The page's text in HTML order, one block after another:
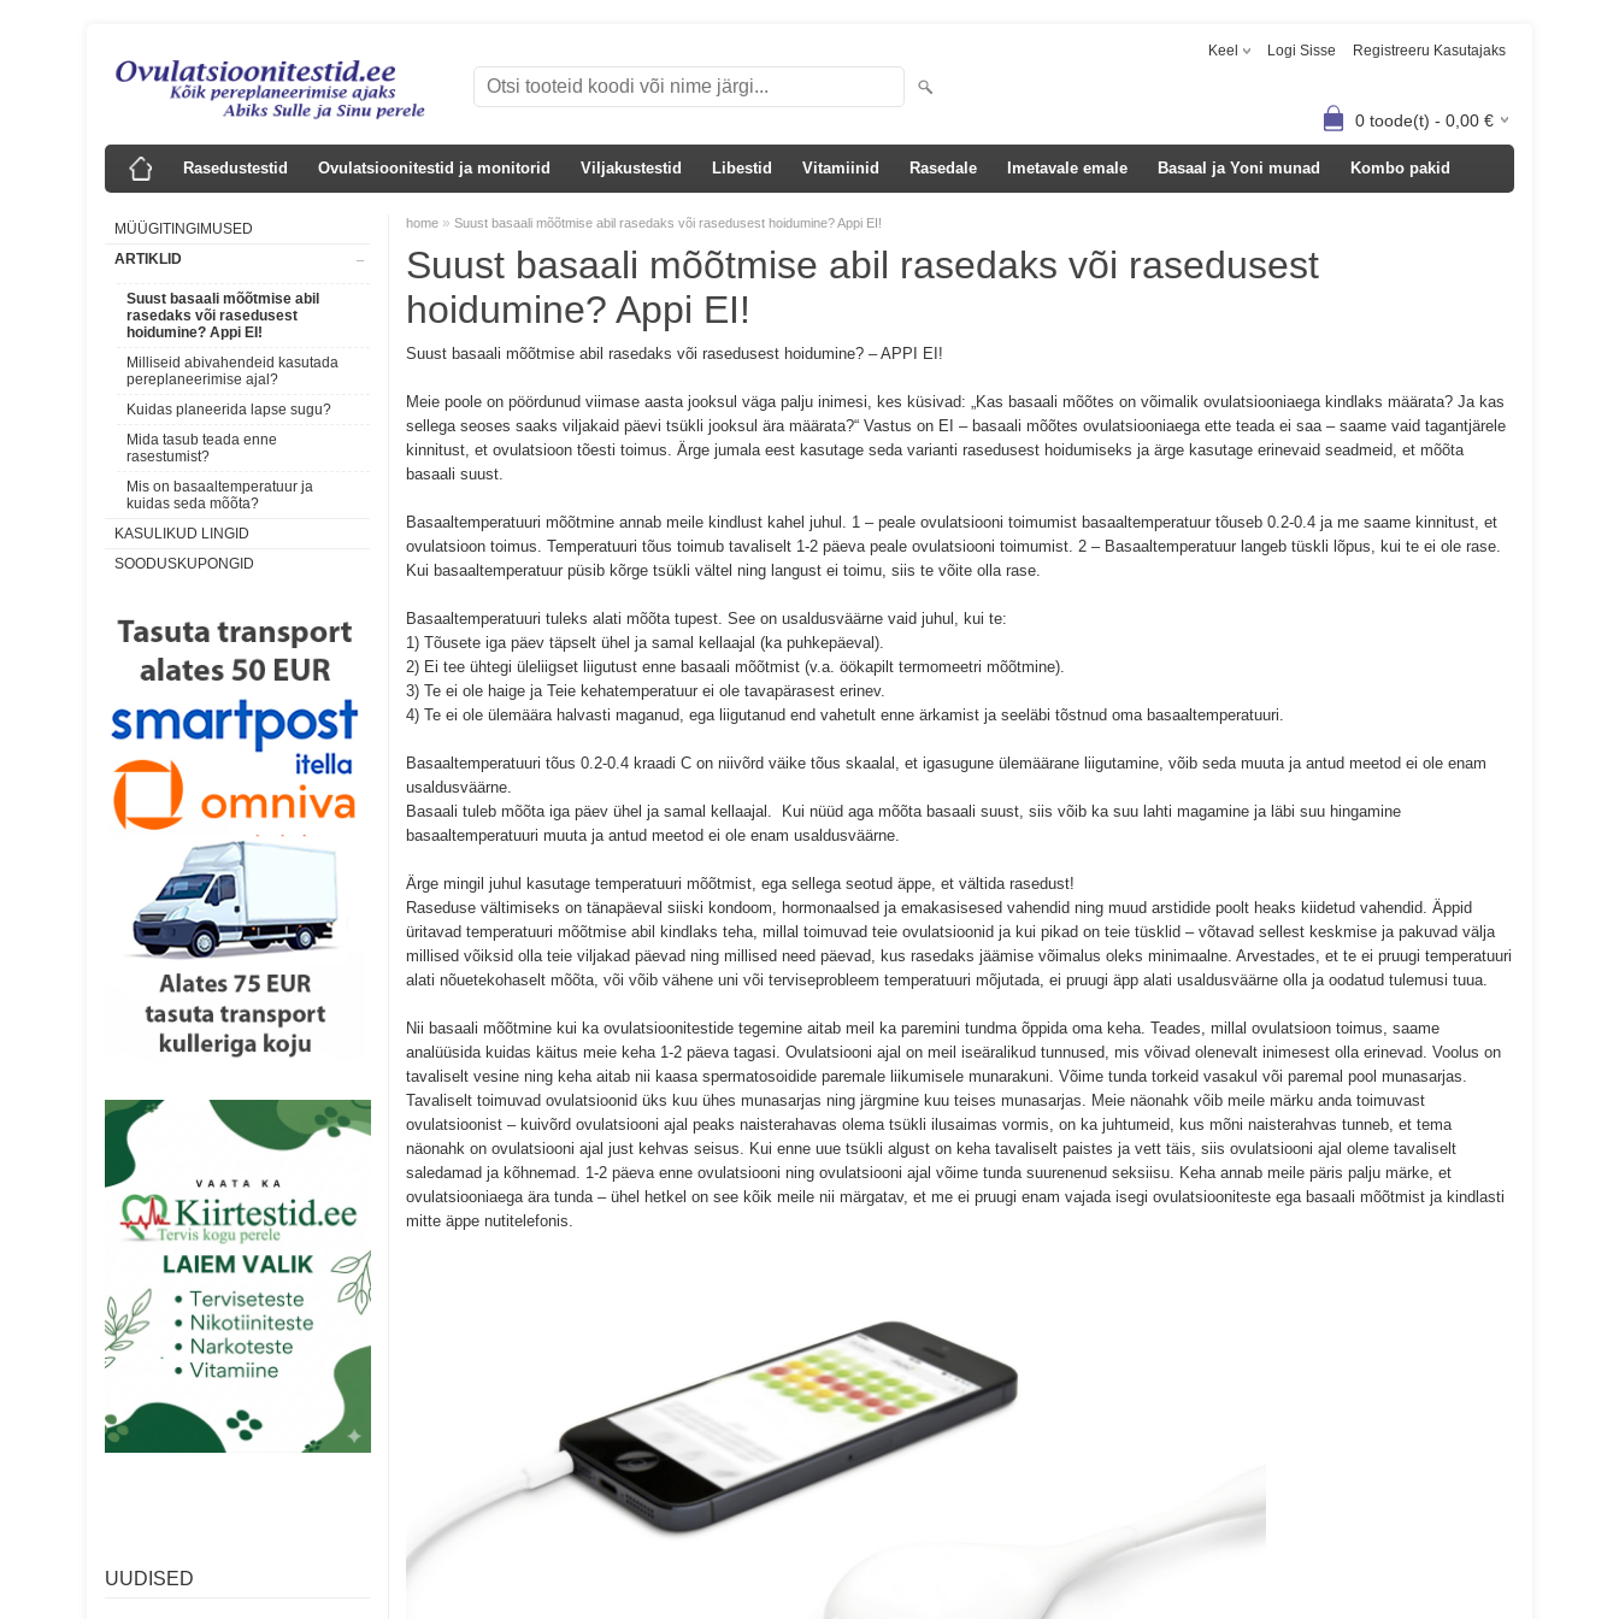
Keel Logi Sisse Registreeru Kasutajaks
0 toode(t) - 0,00 €
Rasedustestid Ovulatsioonitestid ja monitorid Viljakustestid Libestid Vitamiinid Rasedale Imetavale emale Basaal ja Yoni munad Kombo pakid
MÜÜGITINGIMUSED
ARTIKLID
Suust basaali mõõtmise abil
rasedaks või rasedusest
hoidumine? Appi EI!
Milliseid abivahendeid kasutada
pereplaneerimise ajal?
Kuidas planeerida lapse sugu?
Mida tasub teada enne
rasestumist?
Mis on basaaltemperatuur ja
kuidas seda mõõta?
KASULIKUD LINGID
SOODUSKUPONGID
UUDISED
home » Suust basaali mõõtmise abil rasedaks või rasedusest hoidumine? Appi EI!
Suust basaali mõõtmise abil rasedaks või rasedusest
hoidumine? Appi EI!
Suust basaali mõõtmise abil rasedaks või rasedusest hoidumine? – APPI EI!
Meie poole on pöördunud viimase aasta jooksul väga palju inimesi, kes küsivad: „Kas basaali mõõtes on võimalik ovulatsiooniaega kindlaks määrata? Ja kas
sellega seoses saaks viljakaid päevi tsükli jooksul ära määrata?“ Vastus on EI – basaali mõõtes ovulatsiooniaega ette teada ei saa – saame vaid tagantjärele
kinnitust, et ovulatsioon tõesti toimus. Ärge jumala eest kasutage seda varianti rasedusest hoidumiseks ja ärge kasutage erinevaid seadmeid, et mõõta
basaali suust.
Basaaltemperatuuri mõõtmine annab meile kindlust kahel juhul. 1 – peale ovulatsiooni toimumist basaaltemperatuur tõuseb 0.2-0.4 ja me saame kinnitust, et
ovulatsioon toimus. Temperatuuri tõus toimub tavaliselt 1-2 päeva peale ovulatsiooni toimumist. 2 – Basaaltemperatuur langeb tüskli lõpus, kui te ei ole rase.
Kui basaaltemperatuur püsib kõrge tsükli vältel ning langust ei toimu, siis te võite olla rase.
Basaaltemperatuuri tuleks alati mõõta tupest. See on usaldusväärne vaid juhul, kui te:
1) Tõusete iga päev täpselt ühel ja samal kellaajal (ka puhkepäeval).
2) Ei tee ühtegi üleliigset liigutust enne basaali mõõtmist (v.a. öökapilt termomeetri mõõtmine).
3) Te ei ole haige ja Teie kehatemperatuur ei ole tavapärasest erinev.
4) Te ei ole ülemäära halvasti maganud, ega liigutanud end vahetult enne ärkamist ja seeläbi tõstnud oma basaaltemperatuuri.
Basaaltemperatuuri tõus 0.2-0.4 kraadi C on niivõrd väike tõus skaalal, et igasugune ülemäärane liigutamine, võib seda muuta ja antud meetod ei ole enam
usaldusväärne.
Basaali tuleb mõõta iga päev ühel ja samal kellaajal. Kui nüüd aga mõõta basaali suust, siis võib ka suu lahti magamine ja läbi suu hingamine
basaaltemperatuuri muuta ja antud meetod ei ole enam usaldusväärne.
Ärge mingil juhul kasutage temperatuuri mõõtmist, ega sellega seotud äppe, et vältida rasedust!
Raseduse vältimiseks on tänapäeval siiski kondoom, hormonaalsed ja emakasisesed vahendid ning muud arstidide poolt heaks kiidetud vahendid. Äppid
üritavad temperatuuri mõõtmise abil kindlaks teha, millal toimuvad teie ovulatsioonid ja kui pikad on teie tüsklid – võtavad sellest keskmise ja pakuvad välja
millised võiksid olla teie viljakad päevad ning millised need päevad, kus rasedaks jäämise võimalus oleks minimaalne. Arvestades, et te ei pruugi temperatuuri
alati nõuetekohaselt mõõta, või võib vähene uni või terviseprobleem temperatuuri mõjutada, ei pruugi äpp alati usaldusväärne olla ja oodatud tulemusi tuua.
Nii basaali mõõtmine kui ka ovulatsioonitestide tegemine aitab meil ka paremini tundma õppida oma keha. Teades, millal ovulatsioon toimus, saame
analüüsida kuidas käitus meie keha 1-2 päeva tagasi. Ovulatsiooni ajal on meil iseäralikud tunnused, mis võivad olenevalt inimesest olla erinevad. Voolus on
tavaliselt vesine ning keha aitab nii kaasa spermatosoidide paremale liikumisele munarakuni. Võime tunda torkeid vasakul või paremal pool munasarjas.
Tavaliselt toimuvad ovulatsioonid üks kuu ühes munasarjas ning järgmine kuu teises munasarjas. Meie näonahk võib meile märku anda toimuvast
ovulatsioonist – kuivõrd ovulatsiooni ajal peaks naisterahavas olema tsükli ilusaimas vormis, on ka juhtumeid, kus mõni naisterahvas tunneb, et tema
näonahk on ovulatsiooni ajal just kehvas seisus. Kui enne uue tsükli algust on keha tavaliselt paistes ja vett täis, siis ovulatsiooni ajal oleme tavaliselt
saledamad ja kõhnemad. 1-2 päeva enne ovulatsiooni ning ovulatsiooni ajal võime tunda suurenenud seksiisu. Keha annab meile päris palju märke, et
ovulatsiooniaega ära tunda – ühel hetkel on see kõik meile nii märgatav, et me ei pruugi enam vajada isegi ovulatsiooniteste ega basaali mõõtmist ja kindlasti
mitte äppe nutitelefonis.